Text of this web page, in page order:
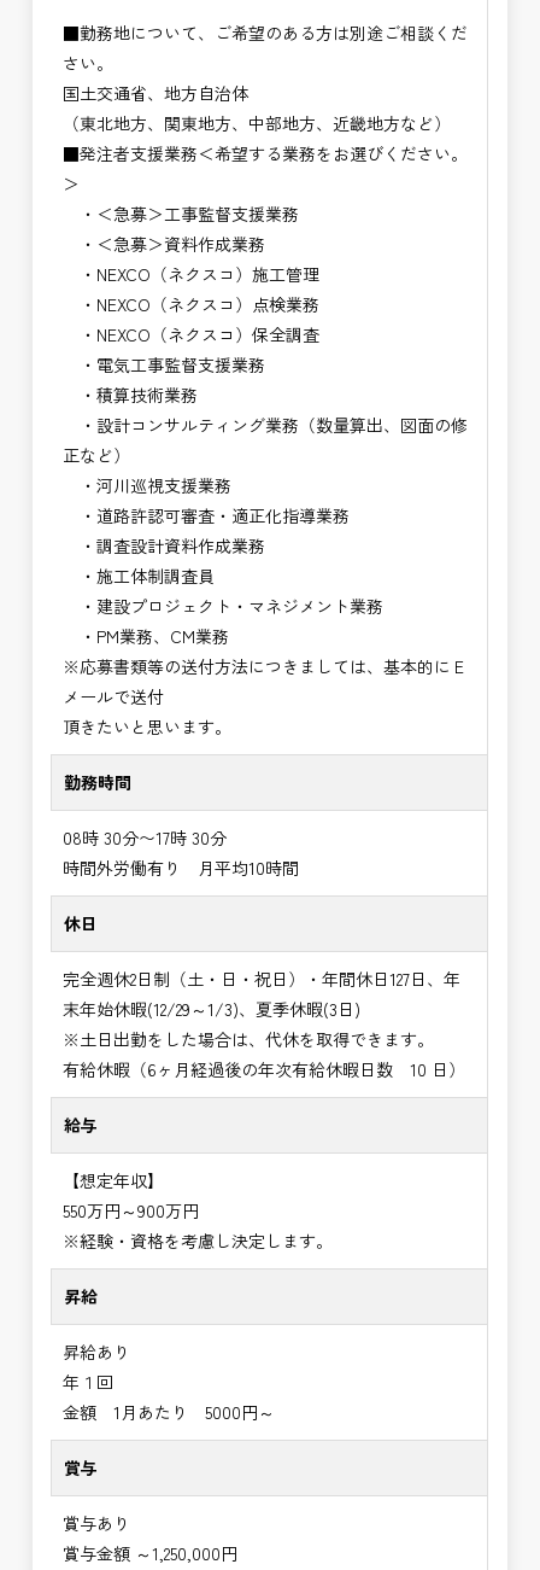
■勤務地について、ご希望のある方は別途ご相談くだ
さい。
国土交通省、地方自治体
（東北地方、関東地方、中部地方、近畿地方など）
■発注者支援業務＜希望する業務をお選びください。
＞
・＜急募＞工事監督支援業務
・＜急募＞資料作成業務
・NEXCO（ネクスコ）施工管理
・NEXCO（ネクスコ）点検業務
・NEXCO（ネクスコ）保全調査
・電気工事監督支援業務
・積算技術業務
・設計コンサルティング業務（数量算出、図面の修
正など）
・河川巡視支援業務
・道路許認可審査・適正化指導業務
・調査設計資料作成業務
・施工体制調査員
・建設プロジェクト・マネジメント業務
・PM業務、CM業務
※応募書類等の送付方法につきましては、基本的にＥ
メールで送付
頂きたいと思います。
勤務時間
08時 30分〜17時 30分
時間外労働有り 月平均10時間
休日
完全週休2日制（土・日・祝日）・年間休日127日、年
末年始休暇(12/29～1/3)、夏季休暇(3日)
※土日出勤をした場合は、代休を取得できます。
有給休暇（6ヶ月経過後の年次有給休暇日数 10 日）
給与
【想定年収】
550万円～900万円
※経験・資格を考慮し決定します。
昇給
昇給あり
年１回
金額 1月あたり 5000円～
賞与
賞与あり
賞与金額 ～1,250,000円